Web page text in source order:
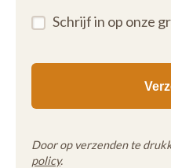
Schrijf in op onze
Door op verzenden te
policy.